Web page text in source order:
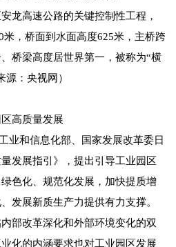
龙高速公路的关键控制性工程，
，桥面到水面高度625米，主桥跨
桥梁高度居世界第一，被称为“横
：央视网）
高质量发展
业和信息化部、国家发展改革委日
发展指引》，提出引导工业园区
色化、规范化发展，加快提质增
发展新质生产力提供有力支撑。
部改革深化和外部环境变化的双
化的内涵要求也对工业园区发展